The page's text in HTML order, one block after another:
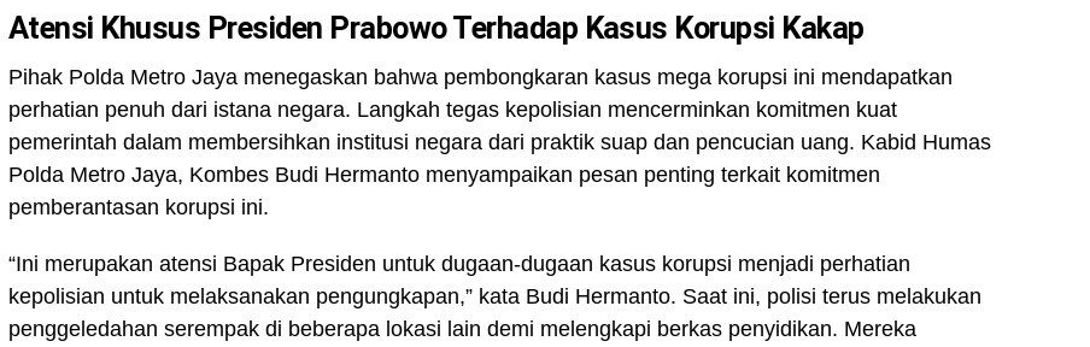
Atensi Khusus Presiden Prabowo Terhadap Kasus Korupsi Kakap
Pihak Polda Metro Jaya menegaskan bahwa pembongkaran kasus mega korupsi ini mendapatkan
perhatian penuh dari istana negara. Langkah tegas kepolisian mencerminkan komitmen kuat
pemerintah dalam membersihkan institusi negara dari praktik suap dan pencucian uang. Kabid Humas
Polda Metro Jaya, Kombes Budi Hermanto menyampaikan pesan penting terkait komitmen
pemberantasan korupsi ini.
“Ini merupakan atensi Bapak Presiden untuk dugaan-dugaan kasus korupsi menjadi perhatian
kepolisian untuk melaksanakan pengungkapan,” kata Budi Hermanto. Saat ini, polisi terus melakukan
penggeledahan serempak di beberapa lokasi lain demi melengkapi berkas penyidikan. Mereka